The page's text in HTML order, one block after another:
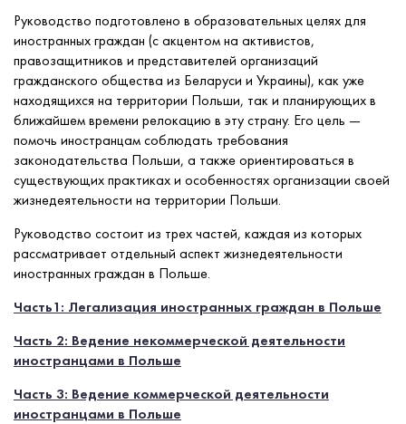
Руководство подготовлено в образовательных целях для
иностранных граждан (с акцентом на активистов,
правозащитников и представителей организаций
гражданского общества из Беларуси и Украины), как уже
находящихся на территории Польши, так и планирующих в
ближайшем времени релокацию в эту страну. Его цель —
помочь иностранцам соблюдать требования
законодательства Польши, а также ориентироваться в
существующих практиках и особенностях организации своей
жизнедеятельности на территории Польши.
Руководство состоит из трех частей, каждая из которых
рассматривает отдельный аспект жизнедеятельности
иностранных граждан в Польше.
Часть1: Легализация иностранных граждан в Польше
Часть 2: Ведение некоммерческой деятельности
иностранцами в Польше
Часть 3: Ведение коммерческой деятельности
иностранцами в Польше